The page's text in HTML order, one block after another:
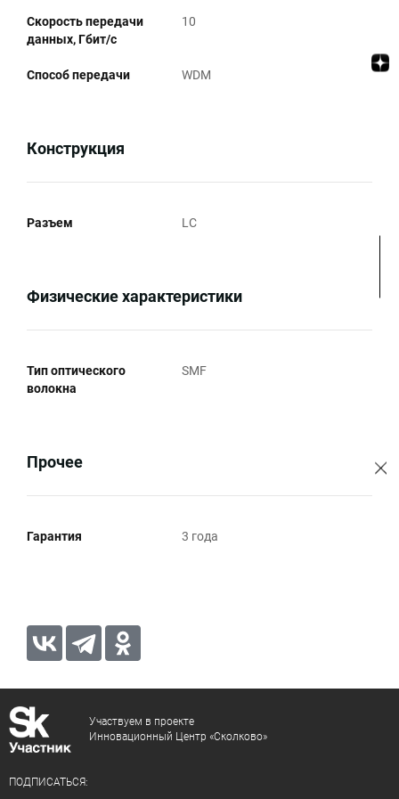
Скорость передачи
данных, Гбит/c
10
Способ передачи WDM
Конструкция
Разъем LC
Физические характеристики
Тип оптического
волокна
SMF
Прочее
Гарантия 3 года
Участвуем в проекте
Инновационный Центр «Сколково»
ПОДПИСАТЬСЯ: